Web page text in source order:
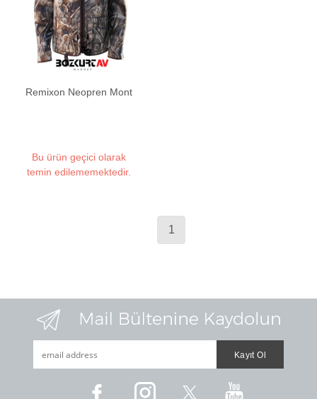
Remixon Neopren Mont
Bu ürün geçici olarak
temin edilememektedir.
1